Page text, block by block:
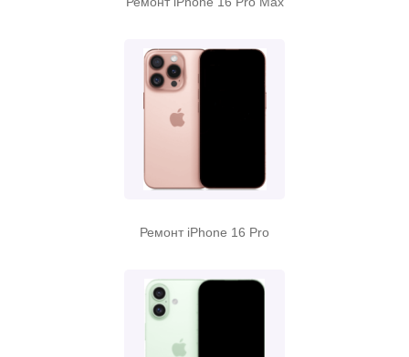
Ремонт iPhone 16 Pro